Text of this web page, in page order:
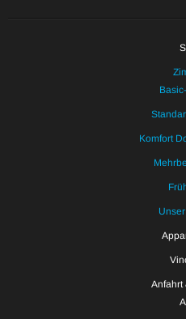
Komfort
Anfahrt